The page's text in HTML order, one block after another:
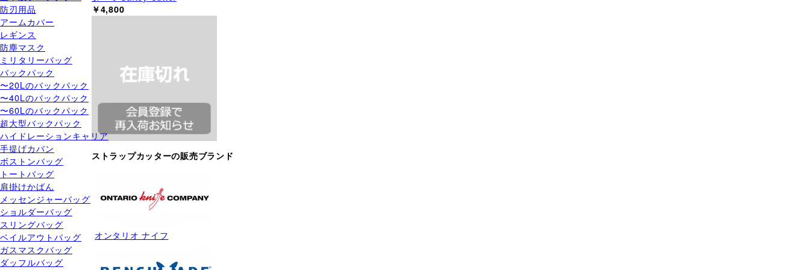
防刃用品
アームカバー
レギンス
防塵マスク
ミリタリーバッグ
バックパック
〜20Lのバックパック
〜40Lのバックパック
〜60Lのバックパック
超大型バックパック
ハイドレーションキャリア
手提げカバン
ボストンバッグ
トートバッグ
肩掛けかばん
メッセンジャーバッグ
ショルダーバッグ
スリングバッグ
ベイルアウトバッグ
ガスマスクバッグ
ダッフルバッグ
￥4,800
ストラップカッターの販売ブランド
オンタリオ ナイフ